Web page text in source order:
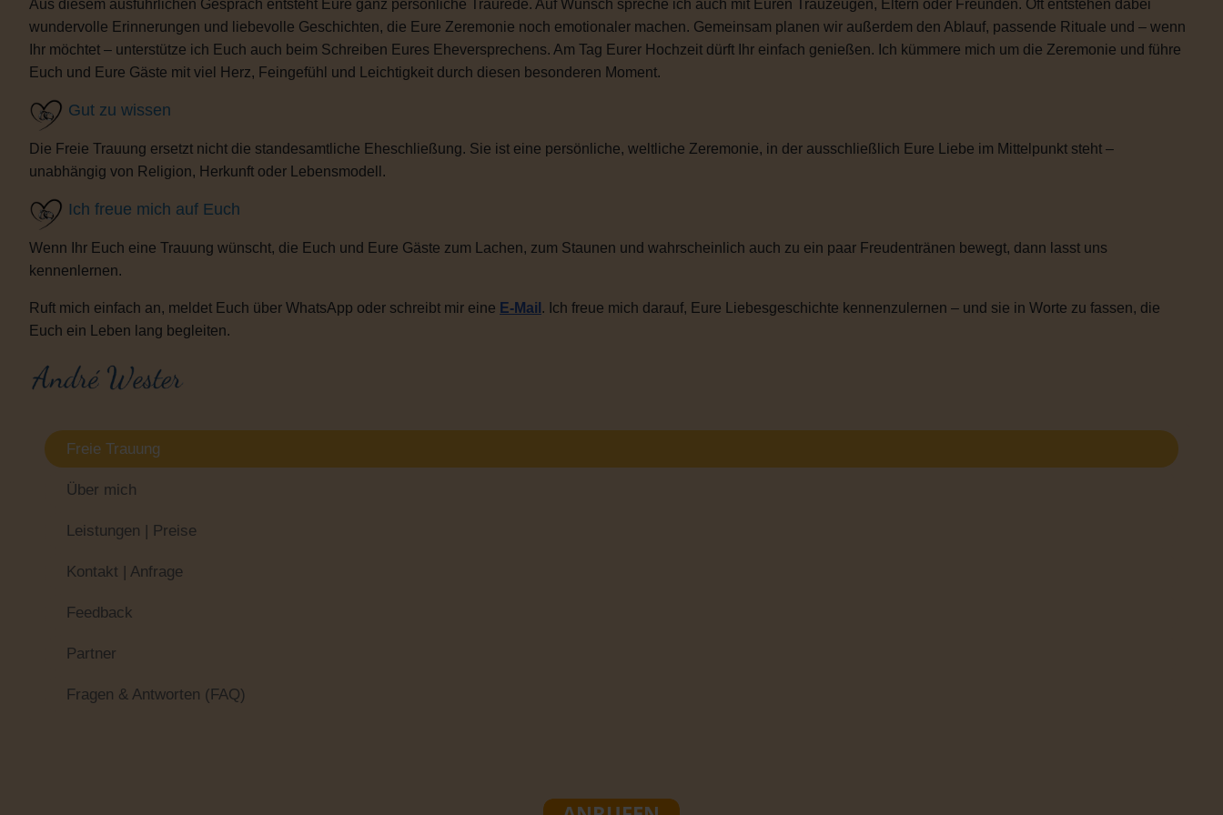
Freie Trauung
Über mich
Leistungen | Preise
Kontakt | Anfrage
Feedback
Partner
Fragen & Antworten (FAQ)
Aus diesem ausführlichen Gespräch entsteht Eure ganz persönliche Traurede. Auf Wunsch spreche ich auch mit Euren Trauzeugen, Eltern oder Freunden. Oft entstehen dabei
wundervolle Erinnerungen und liebevolle Geschichten, die Eure Zeremonie noch emotionaler machen. Gemeinsam planen wir außerdem den Ablauf, passende Rituale und – wenn
Ihr möchtet – unterstütze ich Euch auch beim Schreiben Eures Eheversprechens. Am Tag Eurer Hochzeit dürft Ihr einfach genießen. Ich kümmere mich um die Zeremonie und führe
Euch und Eure Gäste mit viel Herz, Feingefühl und Leichtigkeit durch diesen besonderen Moment.
Gut zu wissen
Die Freie Trauung ersetzt nicht die standesamtliche Eheschließung. Sie ist eine persönliche, weltliche Zeremonie, in der ausschließlich Eure Liebe im Mittelpunkt steht –
unabhängig von Religion, Herkunft oder Lebensmodell.
Ich freue mich auf Euch
Wenn Ihr Euch eine Trauung wünscht, die Euch und Eure Gäste zum Lachen, zum Staunen und wahrscheinlich auch zu ein paar Freudentränen bewegt, dann lasst uns
kennenlernen.
Ruft mich einfach an, meldet Euch über WhatsApp oder schreibt mir eine E-Mail . Ich freue mich darauf, Eure Liebesgeschichte kennenzulernen – und sie in Worte zu fassen, die
Euch ein Leben lang begleiten.